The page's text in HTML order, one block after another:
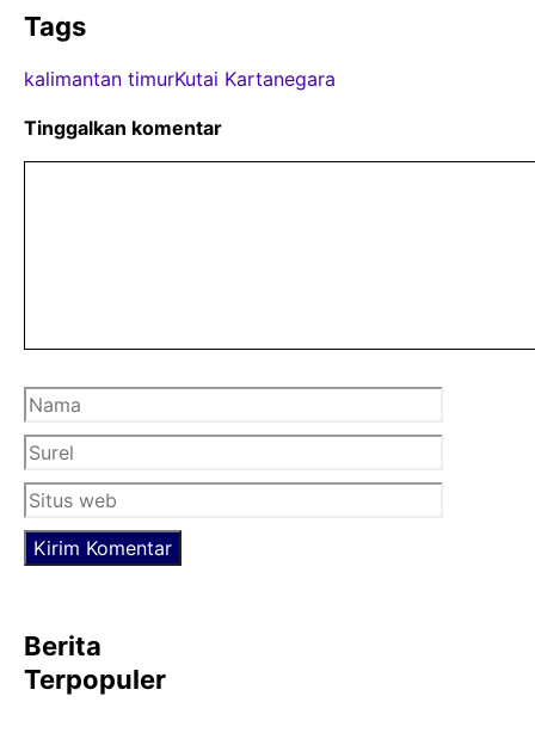
a
c
e
b
o
w
i
t
t
e
a
t
s
A
Tags
kalimantan timurKutai Kartanegara
Tinggalkan komentar
Nama
web
Berita
Terpopuler